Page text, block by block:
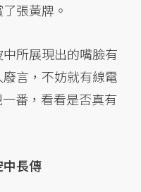
張黃牌。
所展現出的嘴臉有
言，不妨就有線電
番，看看是否真有
長傳